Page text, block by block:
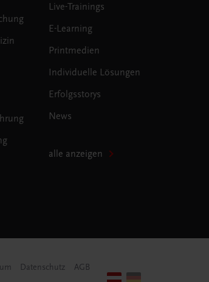
Live-Trainings
E-Learning
Printmedien
Individuelle Lösungen
Erfolgsstorys
News
alle anzeigen
Datenschutz AGB